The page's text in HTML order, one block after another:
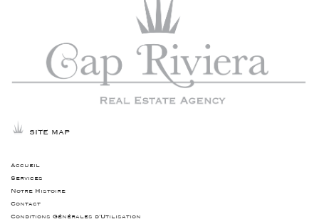
SITE MAP
Accueil
Services
Notre Histoire
Contact
Conditions Générales d'Utilisation